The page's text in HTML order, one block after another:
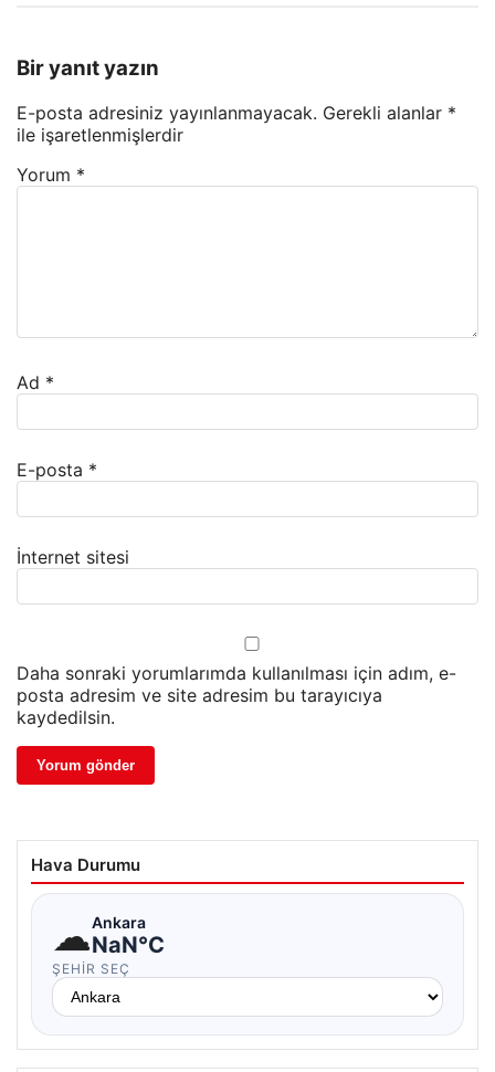
Bir yanıt yazın
E-posta adresiniz yayınlanmayacak. Gerekli alanlar *
ile işaretlenmişlerdir
Yorum *
Ad *
E-posta *
İnternet sitesi
Daha sonraki yorumlarımda kullanılması için adım, e-
posta adresim ve site adresim bu tarayıcıya
kaydedilsin.
Hava Durumu
☁Ankara
NaN°C
ŞEHIR SEÇ